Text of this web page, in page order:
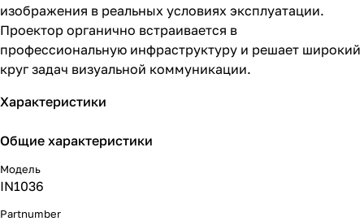
изображения в реальных условиях эксплуатации.
Проектор органично встраивается в
профессиональную инфраструктуру и решает широкий
круг задач визуальной коммуникации.
Характеристики
Общие характеристики
Модель
IN1036
Partnumber